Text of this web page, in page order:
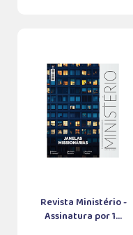
Revista Ministério -
Assinatura por 1...